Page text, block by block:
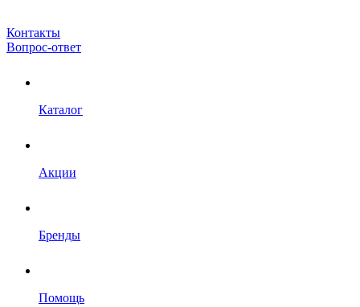
Контакты
Вопрос-ответ
Каталог
Акции
Бренды
Помощь